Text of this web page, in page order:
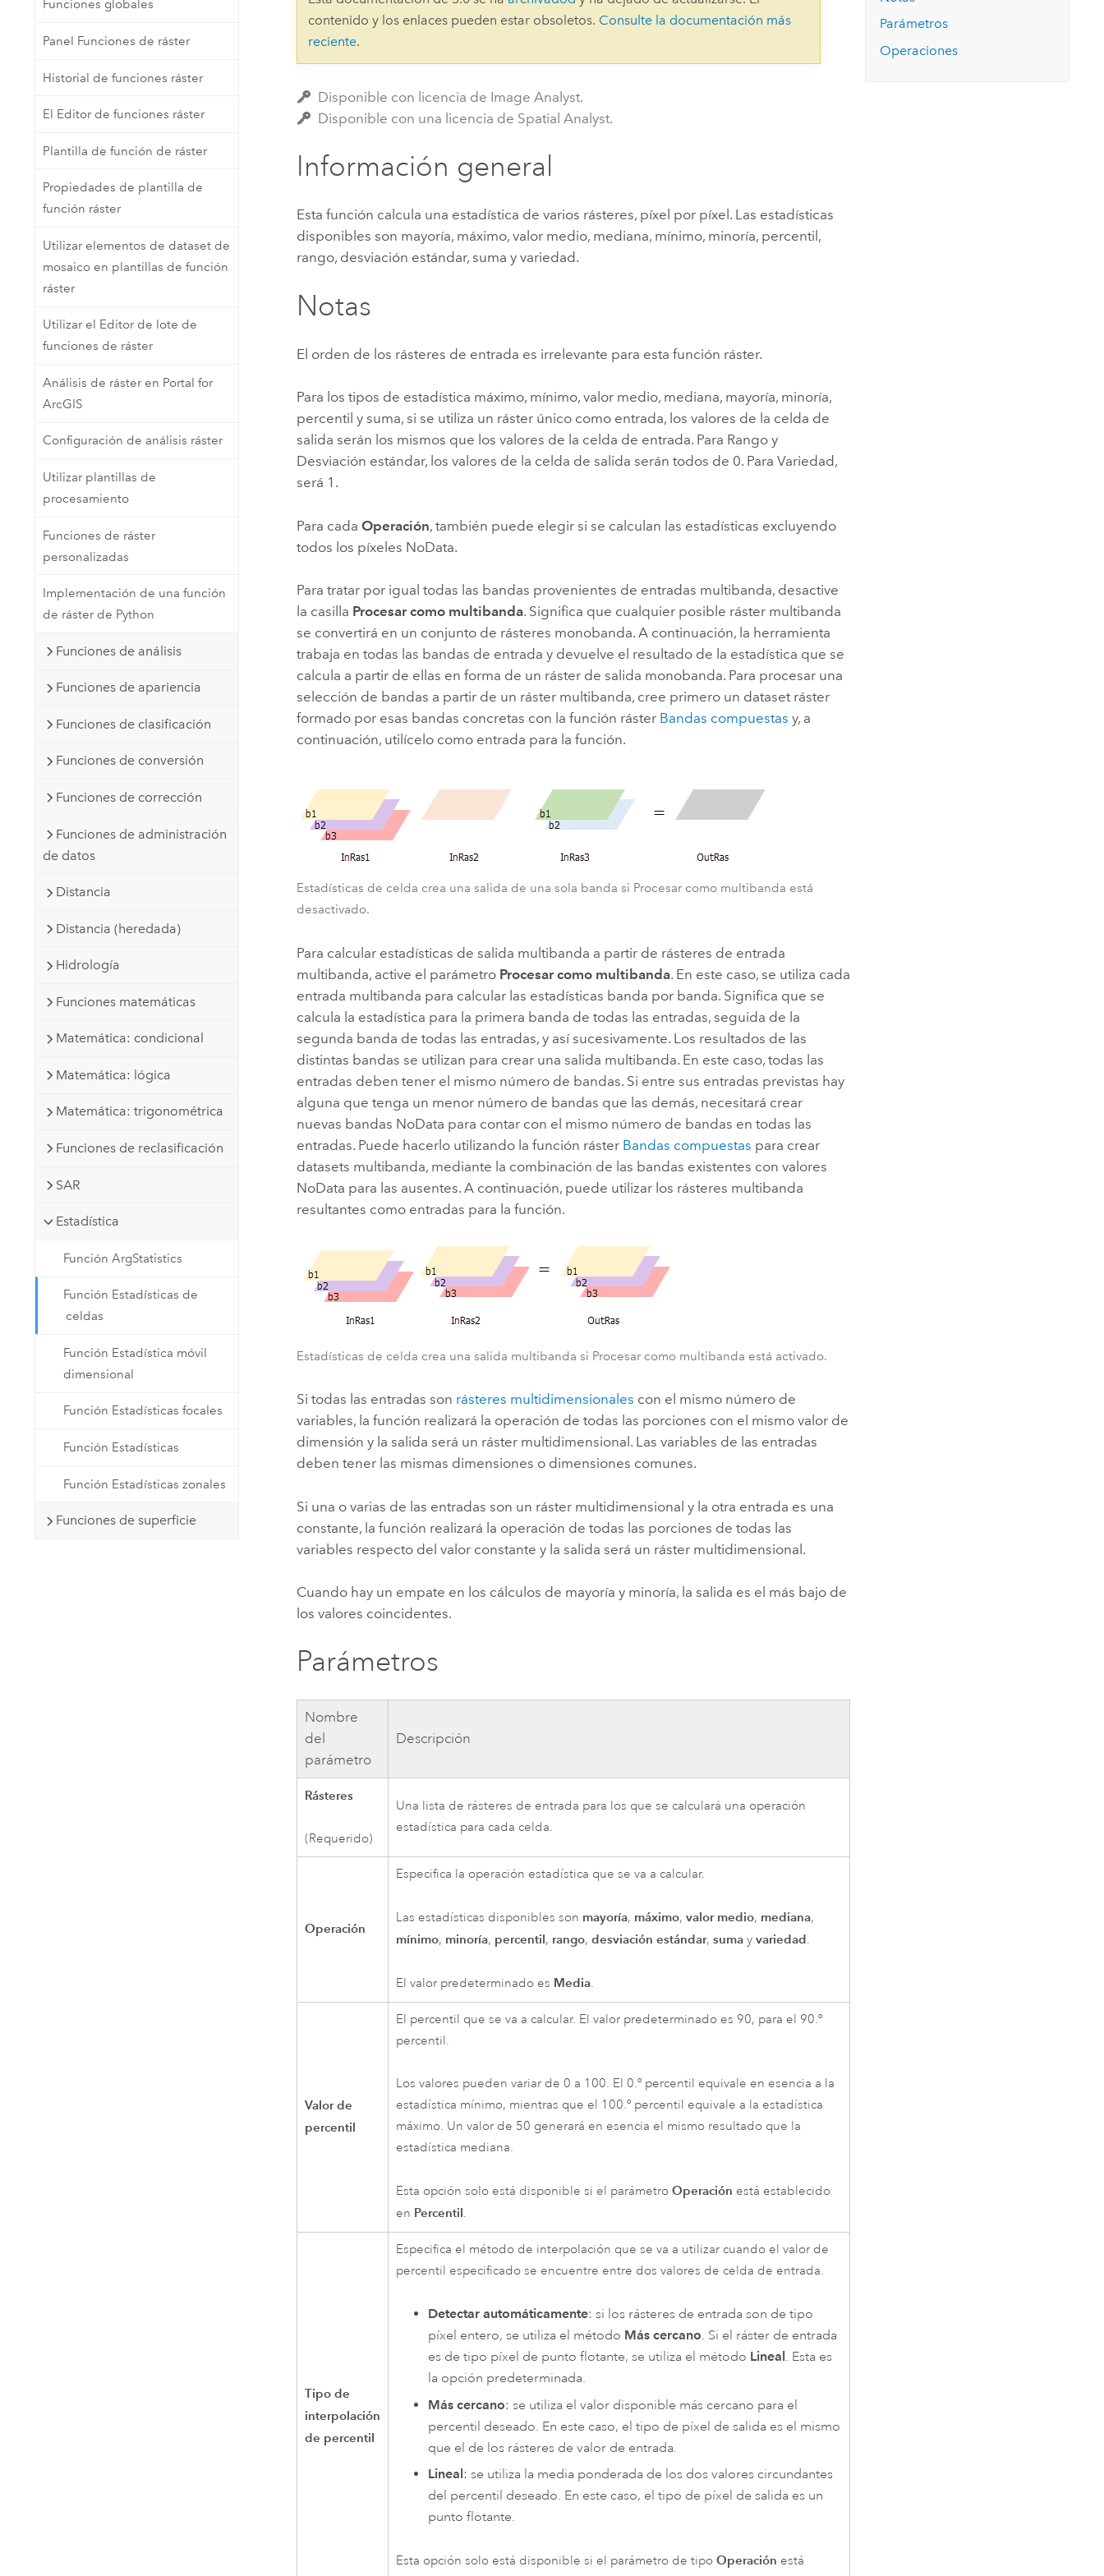
Crear aplicaciones de
Todos los productos
Explorar ArcGIS Pro
Explorar la gestión de infraestructuras Leer la historia
Funciones globales
Panel Funciones de ráster
Historial de funciones ráster
El Editor de funciones ráster
Plantilla de función de ráster
Propiedades de plantilla de
función ráster
Utilizar elementos de dataset de
mosaico en plantillas de función
ráster
Utilizar el Editor de lote de
funciones de ráster
Análisis de ráster en Portal for
ArcGIS
Configuración de análisis ráster
Utilizar plantillas de
procesamiento
Funciones de ráster
personalizadas
Implementación de una función
de ráster de Python
Funciones de análisis
Funciones de apariencia
Funciones de clasificación
Funciones de conversión
Funciones de corrección
Funciones de administración
de datos
Distancia
Distancia (heredada)
Hidrología
Funciones matemáticas
Matemática: condicional
Matemática: lógica
Matemática: trigonométrica
Funciones de reclasificación
SAR
Estadística
Función ArgStatistics
Función Estadísticas de
celdas
Función Estadística móvil
dimensional
Función Estadísticas focales
Función Estadísticas
Función Estadísticas zonales
Funciones de superficie
contenido y los enlaces pueden estar obsoletos. Consulte la documentación más
reciente.
Disponible con licencia de Image Analyst.
Disponible con una licencia de Spatial Analyst.
Información general
Esta función calcula una estadística de varios rásteres, píxel por píxel. Las estadísticas
disponibles son mayoría, máximo, valor medio, mediana, mínimo, minoría, percentil,
rango, desviación estándar, suma y variedad.
Notas
El orden de los rásteres de entrada es irrelevante para esta función ráster.
Para los tipos de estadística máximo, mínimo, valor medio, mediana, mayoría, minoría,
percentil y suma, si se utiliza un ráster único como entrada, los valores de la celda de
salida serán los mismos que los valores de la celda de entrada. Para Rango y
Desviación estándar, los valores de la celda de salida serán todos de 0. Para Variedad,
será 1.
Para cadaOperación, también puede elegir si se calculan las estadísticas excluyendo
todos los píxeles NoData.
Para tratar por igual todas las bandas provenientes de entradas multibanda, desactive
la casilla Procesar como multibanda. Significa que cualquier posible ráster multibanda
se convertirá en un conjunto de rásteres monobanda. A continuación, la herramienta
trabaja en todas las bandas de entrada y devuelve el resultado de la estadística que se
calcula a partir de ellas en forma de un ráster de salida monobanda. Para procesar una
selección de bandas a partir de un ráster multibanda, cree primero un dataset ráster
formado por esas bandas concretas con la función ráster Bandas compuestas y, a
continuación, utilícelo como entrada para la función.
Estadísticas de celda crea una salida de una sola banda si Procesar como multibanda está
desactivado.
Para calcular estadísticas de salida multibanda a partir de rásteres de entrada
multibanda, active el parámetro Procesar como multibanda. En este caso, se utiliza cada
entrada multibanda para calcular las estadísticas banda por banda. Significa que se
calcula la estadística para la primera banda de todas las entradas, seguida de la
segunda banda de todas las entradas, y así sucesivamente. Los resultados de las
distintas bandas se utilizan para crear una salida multibanda. En este caso, todas las
entradas deben tener el mismo número de bandas. Si entre sus entradas previstas hay
alguna que tenga un menor número de bandas que las demás, necesitará crear
nuevas bandas NoData para contar con el mismo número de bandas en todas las
entradas. Puede hacerlo utilizando la función ráster Bandas compuestas para crear
datasets multibanda, mediante la combinación de las bandas existentes con valores
NoData para las ausentes. A continuación, puede utilizar los rásteres multibanda
resultantes como entradas para la función.
Estadísticas de celda crea una salida multibanda si Procesar como multibanda está activado.
Si todas las entradas son rásteres multidimensionales con el mismo número de
variables, la función realizará la operación de todas las porciones con el mismo valor de
dimensión y la salida será un ráster multidimensional. Las variables de las entradas
deben tener las mismas dimensiones o dimensiones comunes.
Si una o varias de las entradas son un ráster multidimensional y la otra entrada es una
constante, la función realizará la operación de todas las porciones de todas las
variables respecto del valor constante y la salida será un ráster multidimensional.
Cuando hay un empate en los cálculos de mayoría y minoría, la salida es el más bajo de
los valores coincidentes.
Parámetros
Nombre
del
parámetro
Descripción
Rásteres
(Requerido)
Una lista de rásteres de entrada para los que se calculará una operación
estadística para cada celda.
Operación
Especifica la operación estadística que se va a calcular.
Las estadísticas disponibles son mayoría, máximo,valor medio, mediana,
mínimo, minoría, percentil, rango,desviación estándar,suma yvariedad.
El valor predeterminado es Media.
Valor de
percentil
El percentil que se va a calcular. El valor predeterminado es 90, para el 90.º
percentil.
Los valores pueden variar de 0 a 100. El 0.º percentil equivale en esencia a la
estadística mínimo, mientras que el 100.º percentil equivale a la estadística
máximo. Un valor de 50 generará en esencia el mismo resultado que la
estadística mediana.
Esta opción solo está disponible si el parámetroOperación está establecido
en Percentil.
Tipo de
interpolación
de percentil
Especifica el método de interpolación que se va a utilizar cuando el valor de
percentil especificado se encuentre entre dos valores de celda de entrada.
Detectar automáticamente: si los rásteres de entrada son de tipo
píxel entero, se utiliza el método Más cercano. Si el ráster de entrada
es de tipo píxel de punto flotante, se utiliza el método Lineal. Esta es
la opción predeterminada.
Más cercano: se utiliza el valor disponible más cercano para el
percentil deseado. En este caso, el tipo de píxel de salida es el mismo
que el de los rásteres de valor de entrada.
Lineal : se utiliza la media ponderada de los dos valores circundantes
del percentil deseado. En este caso, el tipo de píxel de salida es un
punto flotante.
Esta opción solo está disponible si el parámetro de tipoOperación está
Parámetros
Operaciones